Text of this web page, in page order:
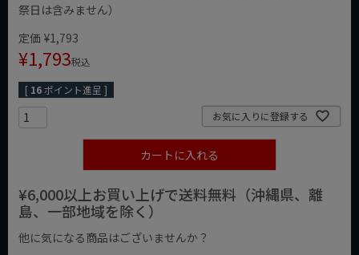
祭日は含みません）
定価 ¥1,793
¥1,793税込
[ 16ポイント進呈 ]
お気に入りに登録する
カートに入れる
¥6,000以上お買い上げで送料無料（沖縄県、離
島、一部地域を除く）
他に気になる商品はございませんか？